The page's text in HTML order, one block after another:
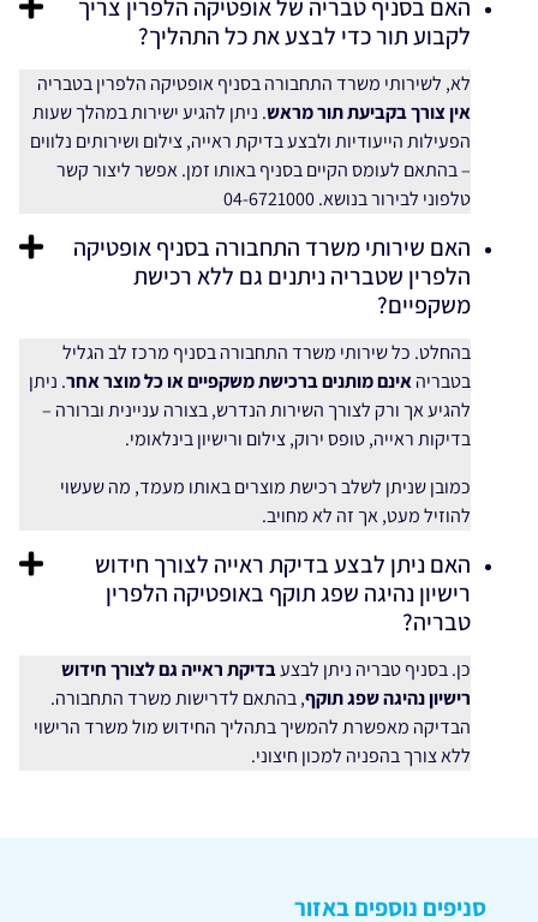
האם בסניף טבריה של אופטיקה הלפרין צריך
לקבוע תור כדי לבצע את כל התהליך?
לא, לשירותי משרד התחבורה בסניף אופטיקה הלפרין בטבריה
אין צורך בקביעת תור מראש. ניתן להגיע ישירות במהלך שעות
הפעילות הייעודיות ולבצע בדיקת ראייה, צילום ושירותים נלווים
– בהתאם לעומס הקיים בסניף באותו זמן. אפשר ליצור קשר
טלפוני לבירור בנושא. 04-6721000
האם שירותי משרד התחבורה בסניף אופטיקה
הלפרין שטבריה ניתנים גם ללא רכישת
משקפיים?
בהחלט. כל שירותי משרד התחבורה בסניף מרכז לב הגליל
בטבריהאינם מותנים ברכישת משקפיים או כל מוצר אחר. ניתן
להגיע אך ורק לצורך השירות הנדרש, בצורה עניינית וברורה –
בדיקות ראייה, טופס ירוק, צילום ורישיון בינלאומי.
כמובן שניתן לשלב רכישת מוצרים באותו מעמד, מה שעשוי
להוזיל מעט, אך זה לא מחויב.
האם ניתן לבצע בדיקת ראייה לצורך חידוש
רישיון נהיגה שפג תוקף באופטיקה הלפרין
טבריה?
כן. בסניף טבריה ניתן לבצעבדיקת ראייה גם לצורך חידוש
רישיון נהיגה שפג תוקף, בהתאם לדרישות משרד התחבורה.
הבדיקה מאפשרת להמשיך בתהליך החידוש מול משרד הרישוי
ללא צורך בהפניה למכון חיצוני.
סניפים נוספים באזור